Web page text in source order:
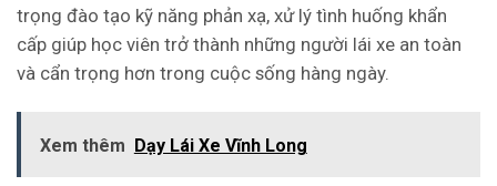
trọng đào tạo kỹ năng phản xạ, xử lý tình huống khẩn
cấp giúp học viên trở thành những người lái xe an toàn
và cẩn trọng hơn trong cuộc sống hàng ngày.
Xem thêm Dạy Lái Xe Vĩnh Long